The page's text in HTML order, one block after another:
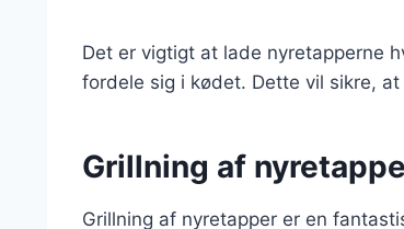
Det er vigtigt at lade nyretapperne
fordele sig i kødet. Dette vil sikre,
Grillning af
Grillning af nyretapper er en